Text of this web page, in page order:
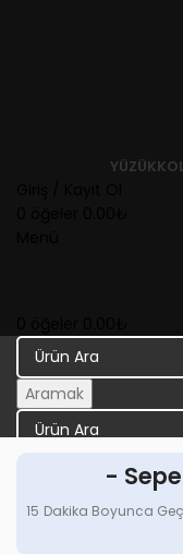
YÜZÜK
Aramak
-
15 Dakika Boyunca